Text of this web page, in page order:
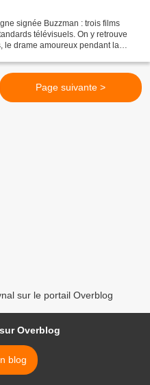
signée Buzzman : trois films
télévisuels. On y retrouve
le drame amoureux pendant la
Page suivante >
sur le portail Overblog
Overblog
blog